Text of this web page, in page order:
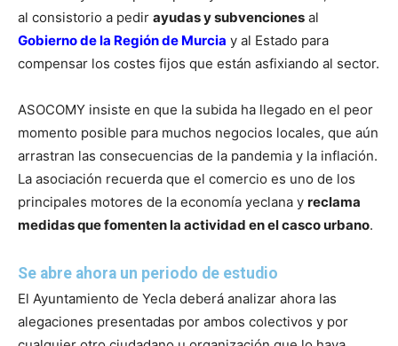
al consistorio a pedir ayudas y subvenciones al
Gobierno de la Región de Murcia y al Estado para
compensar los costes fijos que están asfixiando al sector.
ASOCOMY insiste en que la subida ha llegado en el peor
momento posible para muchos negocios locales, que aún
arrastran las consecuencias de la pandemia y la inflación.
La asociación recuerda que el comercio es uno de los
principales motores de la economía yeclana y reclama
medidas que fomenten la actividad en el casco urbano.
Se abre ahora un periodo de estudio
El Ayuntamiento de Yecla deberá analizar ahora las
alegaciones presentadas por ambos colectivos y por